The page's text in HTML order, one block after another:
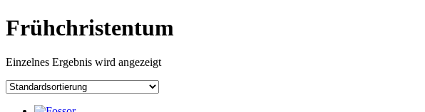
Frühchristentum
Einzelnes Ergebnis wird angezeigt